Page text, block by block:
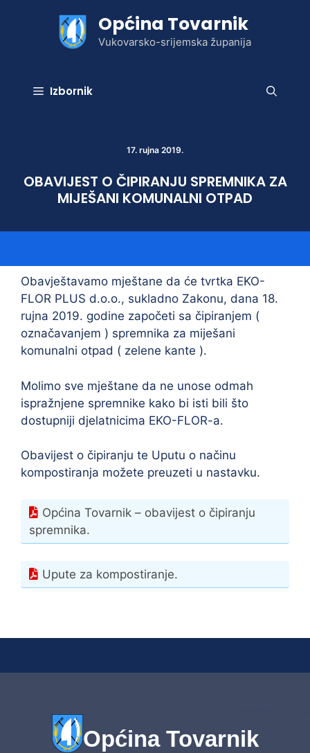
Općina Tovarnik
Vukovarsko-srijemska županija
Izbornik
17. rujna 2019.
OBAVIJEST O ČIPIRANJU SPREMNIKA ZA
MIJEŠANI KOMUNALNI OTPAD
Obavještavamo mještane da će tvrtka EKO-
FLOR PLUS d.o.o., sukladno Zakonu, dana 18.
rujna 2019. godine započeti sa čipiranjem (
označavanjem ) spremnika za miješani
komunalni otpad ( zelene kante ).
Molimo sve mještane da ne unose odmah
ispražnjene spremnike kako bi isti bili što
dostupniji djelatnicima EKO-FLOR-a.
Obavijest o čipiranju te Uputu o načinu
kompostiranja možete preuzeti u nastavku.
Općina Tovarnik – obavijest o čipiranju
spremnika.
Upute za kompostiranje.
Općina Tovarnik